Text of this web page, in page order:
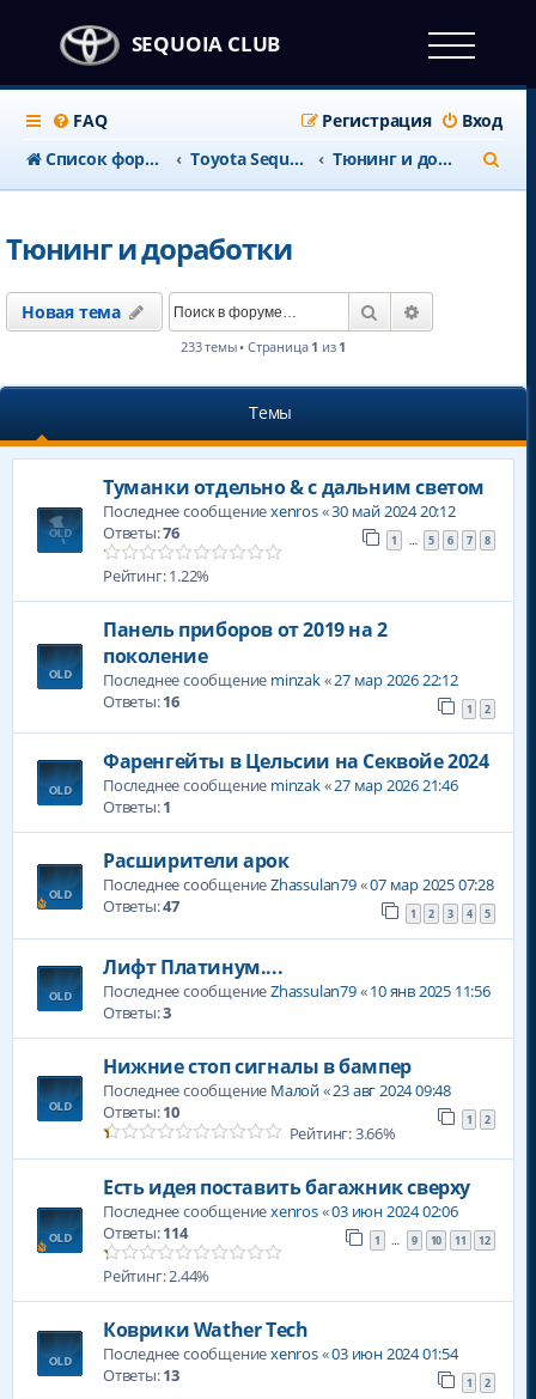
SEQUOIA CLUB
FAQ Вход
Регистрация
Список форумов
Тоyota Sequoia c 2008 года Тюнинг и доработки
о
Тюнинг и доработки
Новая тема Поиск
233 темы • Страница 1 из 1
Темы
Туманки отдельно & с дальним светом
Последнее сообщениеxenros«30 май 2024 20:12
Ответы:76 1 … 5 6 7 8
Рейтинг: 1.22%
Панель приборов от 2019 на 2
поколение
Последнее сообщение minzak«27 мар 2026 22:12
Ответы:16 1 2
Фаренгейты в Цельсии на Секвойе 2024
Последнее сообщение minzak«27 мар 2026 21:46
Ответы:1
Расширители арок
Последнее сообщениеZhassulan79«07 мар 2025 07:28
Ответы:47 1 2 3 4 5
Лифт Платинум....
Последнее сообщениеZhassulan79«10 янв 2025 11:56
Ответы:3
Нижние стоп сигналы в бампер
Последнее сообщение Малой«23 авг 2024 09:48
Ответы:10 1 2
Рейтинг: 3.66%
Есть идея поставить багажник сверху
Последнее сообщениеxenros«03 июн 2024 02:06
Ответы:114 1 … 9 10 11 12
Рейтинг: 2.44%
Коврики Wather Tech
Последнее сообщениеxenros«03 июн 2024 01:54
Ответы:13 1 2